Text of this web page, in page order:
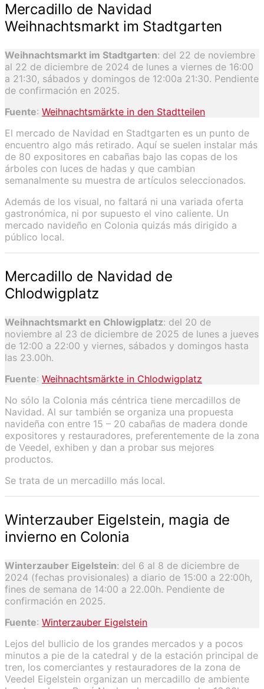
Mercadillo de Navidad
Weihnachtsmarkt im Stadtgarten
Weihnachtsmarkt im Stadtgarten: del 22 de noviembre
al 22 de diciembre de 2024 de lunes a viernes de 16:00
a 21:30, sábados y domingos de 12:00a 21:30. Pendiente
de confirmación en 2025.
Fuente: Weihnachtsmärkte in den Stadtteilen
El mercado de Navidad en Stadtgarten es un punto de
encuentro algo más retirado. Aquí se suelen instalar más
de 80 expositores en cabañas bajo las copas de los
árboles con luces de hadas y que cambian
semanalmente su muestra de artículos seleccionados.
Además de los visual, no faltará ni una variada oferta
gastronómica, ni por supuesto el vino caliente. Un
mercado navideño en Colonia quizás más dirigido a
público local.
Mercadillo de Navidad de
Chlodwigplatz
Weihnachtsmarkt en Chlowigplatz: del 20 de
noviembre al 23 de diciembre de 2025 de lunes a jueves
de 12:00 a 22:00 y viernes, sábados y domingos hasta
las 23.00h.
Fuente: Weihnachtsmärkte in Chlodwigplatz
No sólo la Colonia más céntrica tiene mercadillos de
Navidad. Al sur también se organiza una propuesta
navideña con entre 15 – 20 cabañas de madera donde
expositores y restauradores, preferentemente de la zona
de Veedel, exhiben y dan a probar sus mejores
productos.
Se trata de un mercadillo más local.
Winterzauber Eigelstein, magia de
invierno en Colonia
Winterzauber Eigelstein: del 6 al 8 de diciembre de
2024 (fechas provisionales) a diario de 15:00 a 22:00h,
fines de semana de 14:00 a 22.00h. Pendiente de
confirmación en 2025.
Fuente: Winterzauber Eigelstein
Lejos del bullicio de los grandes mercados y a pocos
minutos a pie de la catedral y de la estación principal de
tren, los comerciantes y restauradores de la zona de
Veedel Eigelstein organizan un mercadillo de ambiente